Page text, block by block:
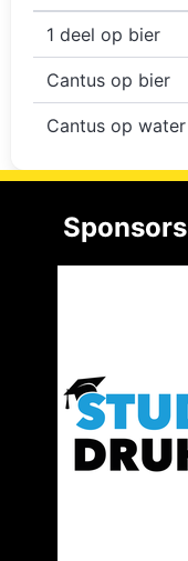
1 deel op bier
Cantus op bier
Cantus op water
Sponsors